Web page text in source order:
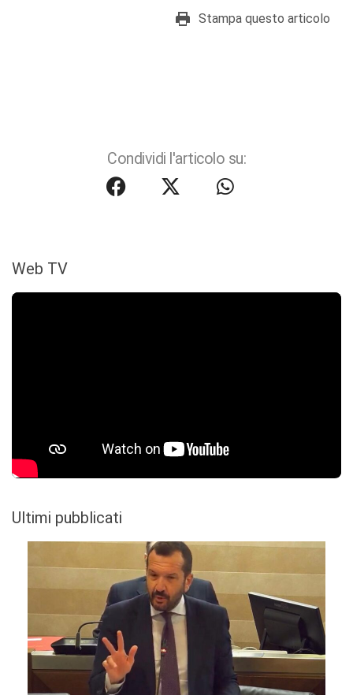
Stampa questo articolo
Condividi l'articolo su:
Web TV
Ultimi pubblicati